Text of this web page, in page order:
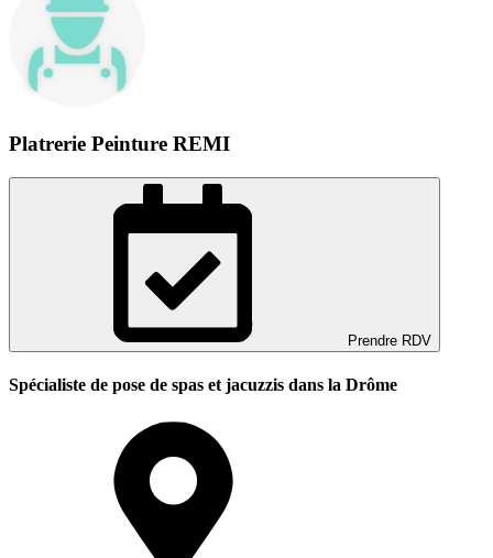
Platrerie Peinture REMI
Prendre RDV
Spécialiste de pose de spas et jacuzzis dans la Drôme